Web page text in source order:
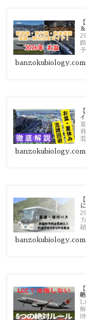
banzokubiology.com
banzokubiology.com
banzokubiology.com